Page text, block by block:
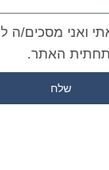
ואני מסכים/ה ל
האתר.
שלח